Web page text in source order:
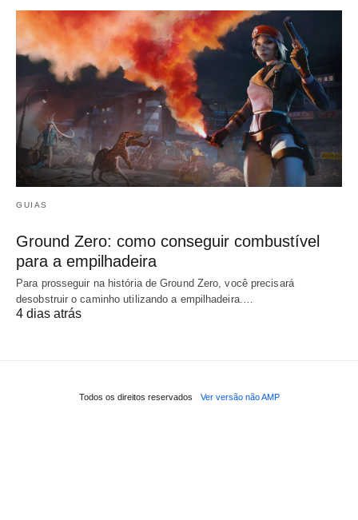
GUIAS
Ground Zero: como conseguir combustível
para a empilhadeira
Para prosseguir na história de Ground Zero, você precisará
desobstruir o caminho utilizando a empilhadeira.…
4 dias atrás
Todos os direitos reservados Ver versão não AMP